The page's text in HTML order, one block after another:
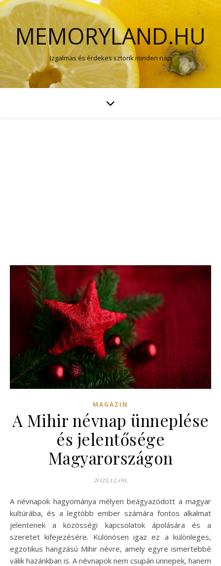
MEMORYLAND.HU
Izgalmas és érdekes sztorik minden nap
MAGAZIN
A Mihir névnap ünneplése
és jelentősége
Magyarországon
2025.12.09.
A névnapok hagyománya mélyen beágyazódott a magyar
kultúrába, és a legtöbb ember számára fontos alkalmat
jelentenek a közösségi kapcsolatok ápolására és a
szeretet kifejezésére. Különösen igaz ez a különleges,
egzotikus hangzású Mihir névre, amely egyre ismertebbé
válik hazánkban is. A névnapok nem csupán ünnepek, hanem